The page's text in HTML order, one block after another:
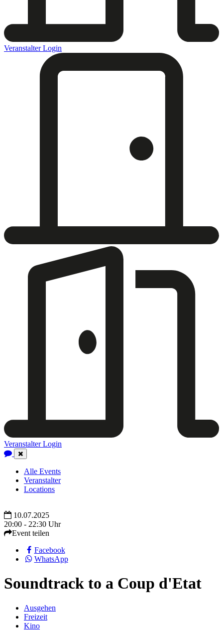
Veranstalter Login
Veranstalter Login
Close
Navigation
Alle Events
Veranstalter
Locations
10.07.2025
20:00 - 22:30 Uhr
Event teilen
Facebook
WhatsApp
Soundtrack to a Coup d'Etat
Ausgehen
Freizeit
Kino